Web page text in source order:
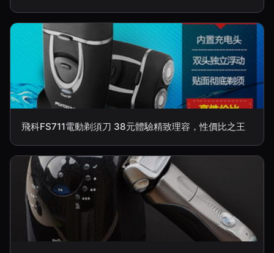
飛科FS711電動剃須刀 38元體驗精致理容，性價比之王